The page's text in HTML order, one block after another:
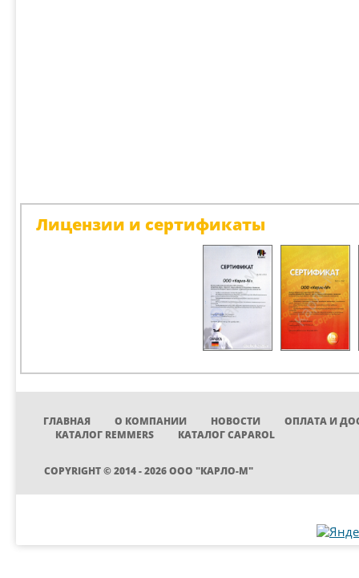
Лицензии и сертификаты
ГЛАВНАЯ О КОМПАНИИ НОВОСТИ
ОПЛАТА И
КАТАЛОГ REMMERS
КАТАЛОГ CAPAROL
COPYRIGHT © 2014 - 2026 ООО "КАРЛО-М"